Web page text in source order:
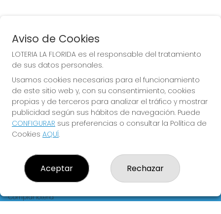
COMPRA EN LOTERIA LA
FLORIDA
Y QUE LAS MEIGAS TE
ACOMPAÑEN
LOTERIA LA FLORIDA
Comprar lotería
Aviso de Cookies
LOTERIA LA FLORIDA es el responsable del tratamiento
de sus datos personales.
Usamos cookies necesarias para el funcionamiento
de este sitio web y, con su consentimiento, cookies
propias y de terceros para analizar el tráfico y mostrar
publicidad según sus hábitos de navegación. Puede
CONFIGURAR sus preferencias o consultar la Política de
Cookies AQUÍ.
Aceptar Rechazar